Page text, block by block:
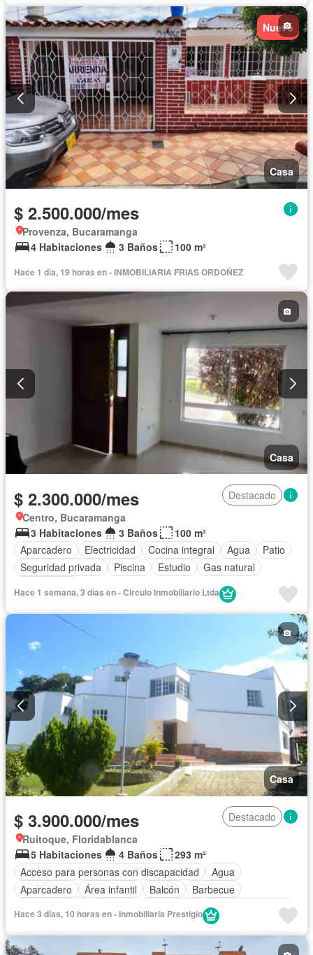
Nuevo
Casa
$ 2.500.000/mes
Provenza, Bucaramanga
4 Habitaciones
3 Baños 100 m²
Hace 1 día, 19 horas en - INMOBILIARIA FRIAS ORDOÑEZ
Casa
$ 2.300.000/mes
Destacado
Centro, Bucaramanga
3 Habitaciones
3 Baños
100 m²
Aparcadero
Electricidad Cocina integral Agua
Patio
Seguridad privada
Piscina Estudio
Gas natural
Hace 1 semana, 3 días en - Circulo Inmobiliario Ltda
Casa
$ 3.900.000/mes
Destacado
Ruitoque, Floridablanca
5 Habitaciones
4 Baños
293 m²
Acceso para personas con discapacidad
Agua
Aparcadero
Área infantil Balcón
Barbecue
Permite mascotas
Hace 3 días, 10 horas en - Inmobiliaria Prestigio